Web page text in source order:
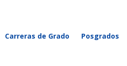
Carreras de Grado Posgrados